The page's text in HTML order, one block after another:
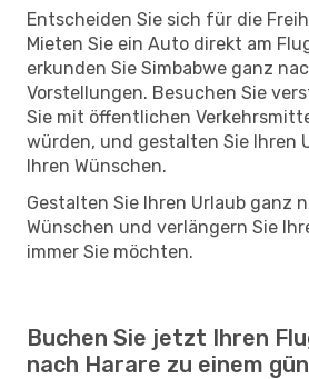
Entscheiden Sie sich für die
Mieten Sie ein Auto direkt am
erkunden Sie Simbabwe ganz
Vorstellungen. Besuchen Sie
Sie mit öffentlichen
würden, und gestalten Sie Ihren
Ihren Wünschen.
Gestalten Sie Ihren Urlaub ganz
Wünschen und verlängern Sie
immer Sie möchten.
Buchen Sie jetzt Ihren
nach Harare zu einem